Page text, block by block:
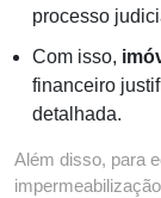
processo
Com isso,
financeiro
detalhada.
Além disso, para